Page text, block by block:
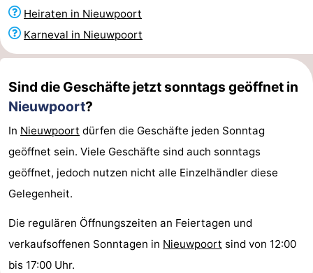
tun
Museen
-
Denkmäler
-
-
Bauernhöfe
-
Spielplätze
-
Indoor-
Spielplätze
-
Minigolfplätze
Wellness-
Zentren
Dörfer
Heiraten in Nieuwpoort
Karneval in Nieuwpoort
Sind die Geschäfte jetzt sonntags geöffnet in
Nieuwpoort?
In Nieuwpoort dürfen die Geschäfte jeden Sonntag
geöffnet sein. Viele Geschäfte sind auch sonntags
geöffnet, jedoch nutzen nicht alle Einzelhändler diese
Gelegenheit.
Die regulären Öffnungszeiten an Feiertagen und
verkaufsoffenen Sonntagen in Nieuwpoort sind von 12:00
bis 17:00 Uhr.